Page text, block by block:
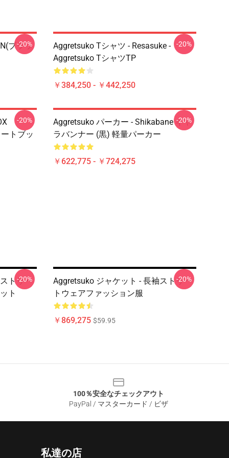
ブラッ
-20%
Aggretsuko Tシャツ - Resasuke -
Aggretsuko TシャツTP
￥384,250 - ￥442,250
-20%
トブッ
-20%
Aggretsuko パーカー - Shikabane キャ
ラバンナー (黒) 軽量パーカー
￥622,775 - ￥724,275
-20%
トリー
ト
-20%
Aggretsuko ジャケット - 長袖ストリー
トウェアファッション服
￥869,275 $59.95
-20%
100％安全なチェックアウト
PayPal / マスターカード / ビザ
私達の店